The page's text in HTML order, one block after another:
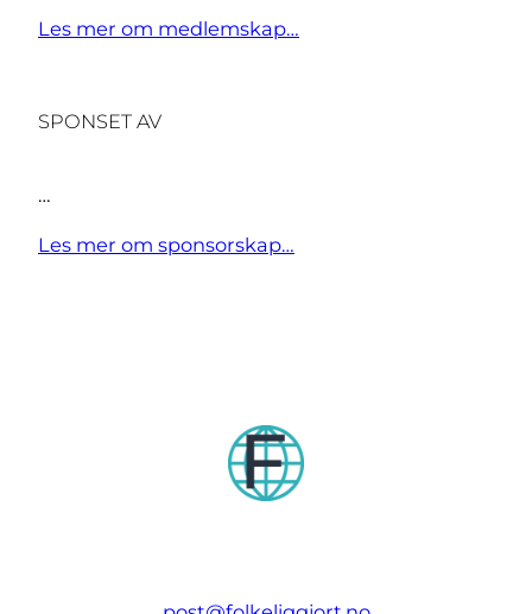
Les mer om medlemskap…
SPONSET AV
…
Les mer om sponsorskap…